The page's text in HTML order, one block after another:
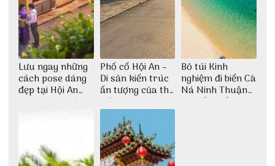
Lưu ngay những
cách pose dáng
đẹp tại Hội An
cho dân nghiện
Phố cổ Hội An –
Di sản kiến trúc
ấn tượng của thế
giới
Bỏ túi Kinh
nghiệm đi biển Cà
Ná Ninh Thuận
chi tiết nhất